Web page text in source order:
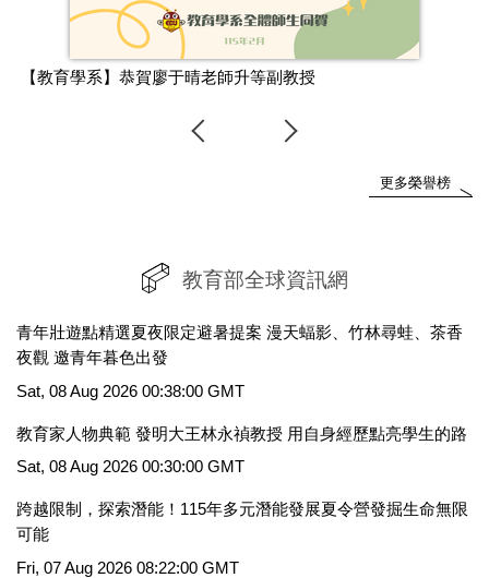
【教育學系】恭賀廖于晴老師升等副教授
更多榮譽榜
教育部全球資訊網
青年壯遊點精選夏夜限定避暑提案 漫天蝠影、竹林尋蛙、茶香
夜觀 邀青年暮色出發
Sat, 08 Aug 2026 00:38:00 GMT
教育家人物典範 發明大王林永禎教授 用自身經歷點亮學生的路
Sat, 08 Aug 2026 00:30:00 GMT
跨越限制，探索潛能！115年多元潛能發展夏令營發掘生命無限
可能
Fri, 07 Aug 2026 08:22:00 GMT